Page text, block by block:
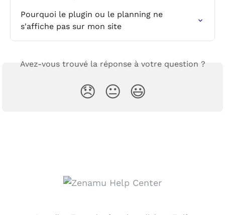
Pourquoi le plugin ou le planning ne
s'affiche pas sur mon site
Avez-vous trouvé la réponse à votre question ?
😞 😐 😃